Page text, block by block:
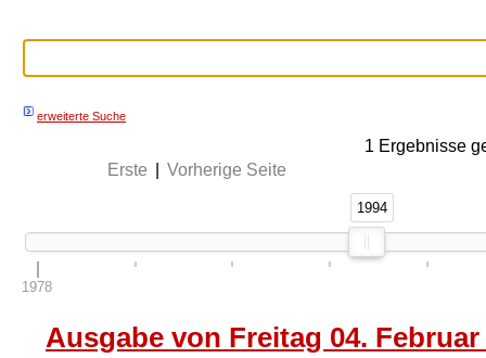
erweiterte Suche
1 Ergebnisse
Erste
Vorherige Seite
1994
1994
1978
Ausgabe von Freitag 04. Februar